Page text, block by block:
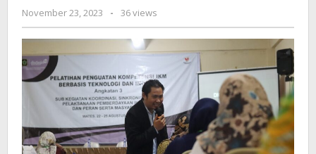
Center
diluar
Kendali
Kepemilikan
Resmi
November 23, 2023
by
Jurnalsiber
- 36 views